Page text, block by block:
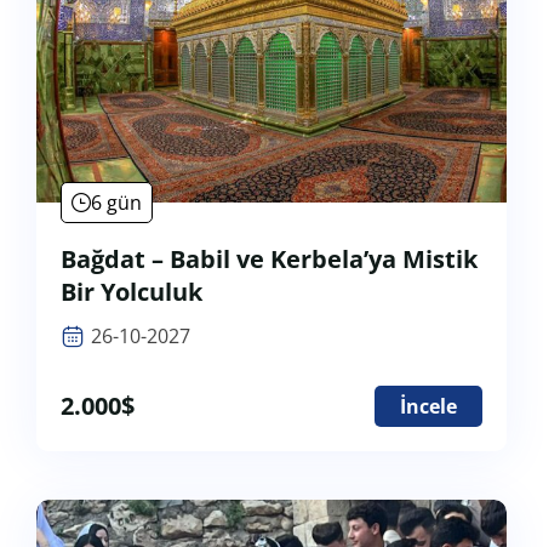
6 gün
Bağdat – Babil ve Kerbela’ya Mistik
Bir Yolculuk
26-10-2027
2.000$ İncele